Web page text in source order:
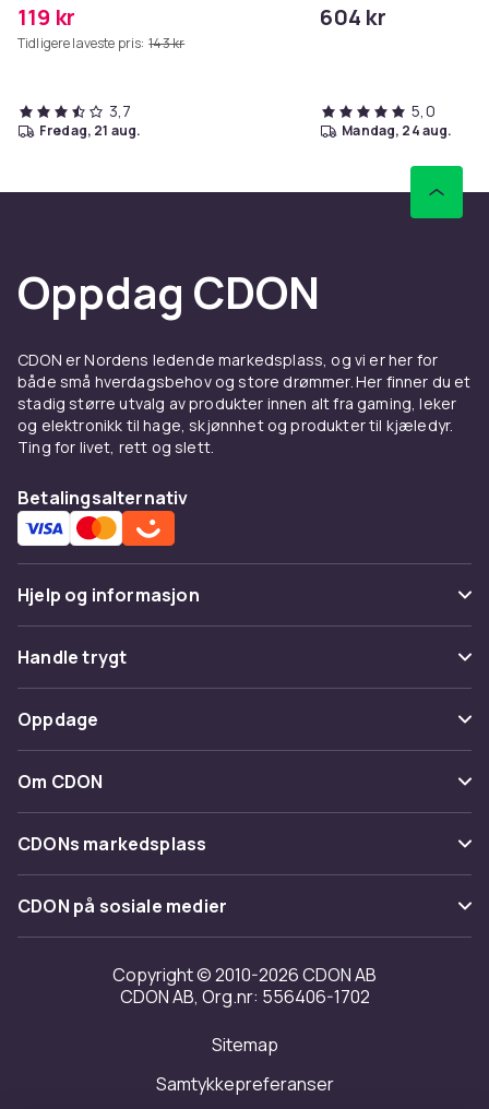
119 kr
Tidligere laveste pris: 143 kr
3,7
fredag, 21 aug.
604 kr
5,0
mandag, 24 aug.
Oppdag CDON
CDON er Nordens ledende markedsplass, og vi er her for
både små hverdagsbehov og store drømmer. Her finner du et
stadig større utvalg av produkter innen alt fra gaming, leker
og elektronikk til hage, skjønnhet og produkter til kjæledyr.
Ting for livet, rett og slett.
Betalingsalternativ
Hjelp og informasjon
Vanlige spørsmål
Spor pakke
Angre & returner her
Kontakt oss
Handle trygt
Betaling
Levering
Tilbakekallinger
Oppdage
Kategorier
Varemerker
Om CDON
Om oss
Kundeanmeldelser
Jobbe på CDON
Investor relations
Tilgjengelighet
CDONs markedsplass
Merchant Help Center
CDON på sosiale medier
Copyright © 2010-2026 CDON AB
CDON AB, Org.nr: 556406-1702
Sitemap
Samtykkepreferanser